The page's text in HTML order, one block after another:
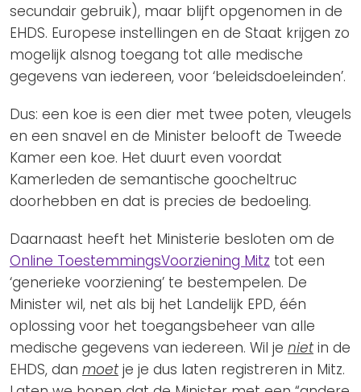
secundair gebruik), maar blijft opgenomen in de
EHDS. Europese instellingen en de Staat krijgen zo
mogelijk alsnog toegang tot alle medische
gegevens van iedereen, voor ‘beleidsdoeleinden’.
Dus: een koe is een dier met twee poten, vleugels
en een snavel en de Minister belooft de Tweede
Kamer een koe. Het duurt even voordat
Kamerleden de semantische goocheltruc
doorhebben en dat is precies de bedoeling.
Daarnaast heeft het Ministerie besloten om de
Online ToestemmingsVoorziening Mitz tot een
‘generieke voorziening’ te bestempelen. De
Minister wil, net als bij het Landelijk EPD, één
oplossing voor het toegangsbeheer van alle
medische gegevens van iedereen. Wil je nietin de
EHDS, dan moetje je dus laten registreren in Mitz.